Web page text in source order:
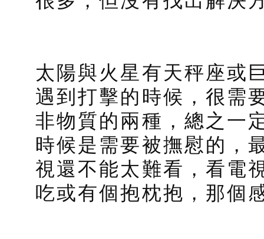
太陽與火星有天秤座或
遇到打擊的時候，很需
非物質的兩種，總之一
時候是需要被撫慰的，
視還不能太難看，看電
吃或有個抱枕抱，那個